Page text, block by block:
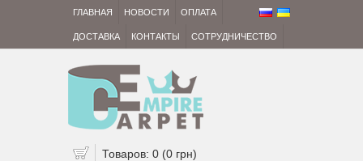
ГЛАВНАЯ НОВОСТИ ОПЛАТА
ДОСТАВКА КОНТАКТЫ СОТРУДНИЧЕСТВО
Товаров: 0 (0 грн)